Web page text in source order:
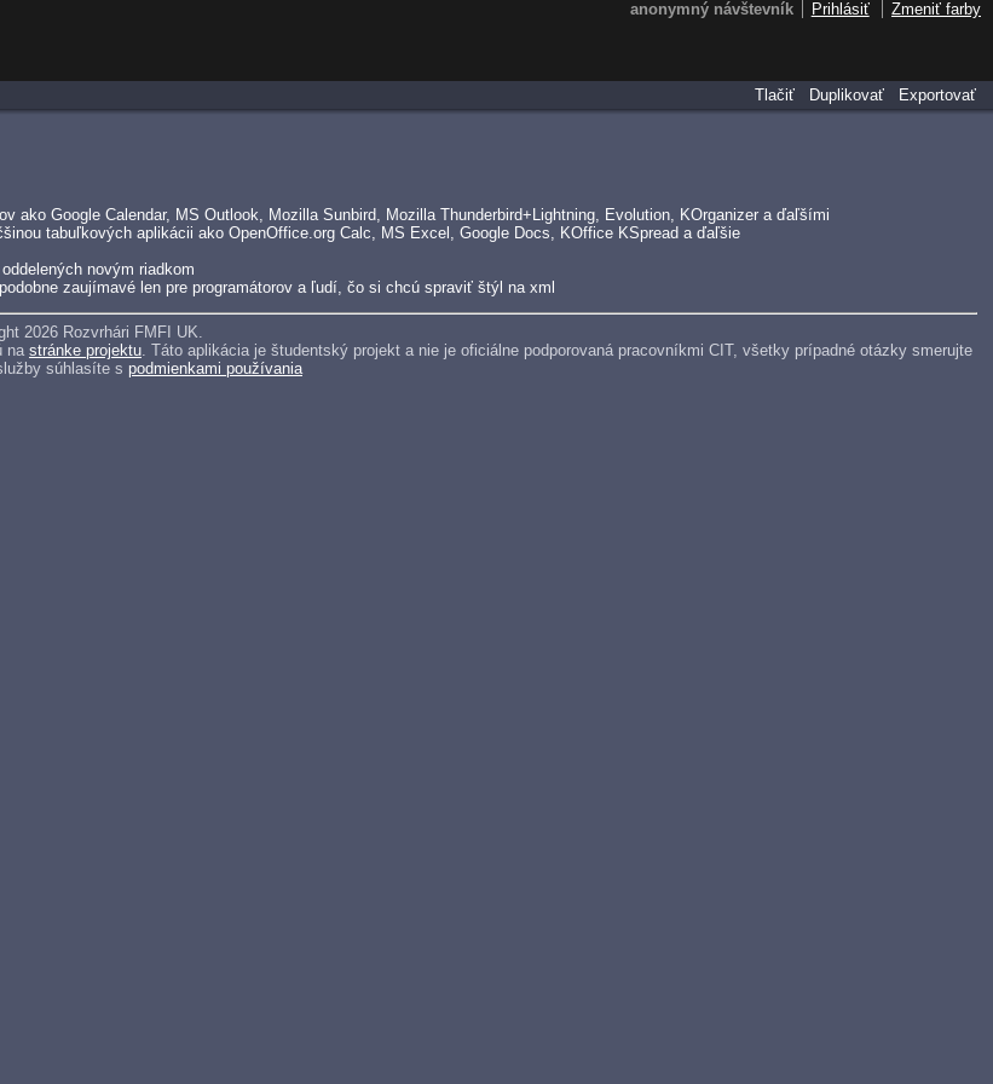
ako Google Calendar, MS Outlook, Mozilla Sunbird, Mozilla Thunderbird+Lightning, Evolution, KOrganizer a ďaľšími
tabuľkových aplikácii ako OpenOffice.org Calc, MS Excel, Google Docs, KOffice KSpread a ďaľšie
novým riadkom
zaujímavé len pre programátorov a ľudí, čo si chcú spraviť štýl na xml
2026 Rozvrhári FMFI UK.
na stránke projektu . Táto aplikácia je študentský projekt a nie je oficiálne podporovaná pracovníkmi CIT, všetky prípadné otázky smerujte
súhlasíte s podmienkami používania
Tlačiť
Duplikovať Exportovať
anonymný návštevník Prihlásiť Zmeniť farby